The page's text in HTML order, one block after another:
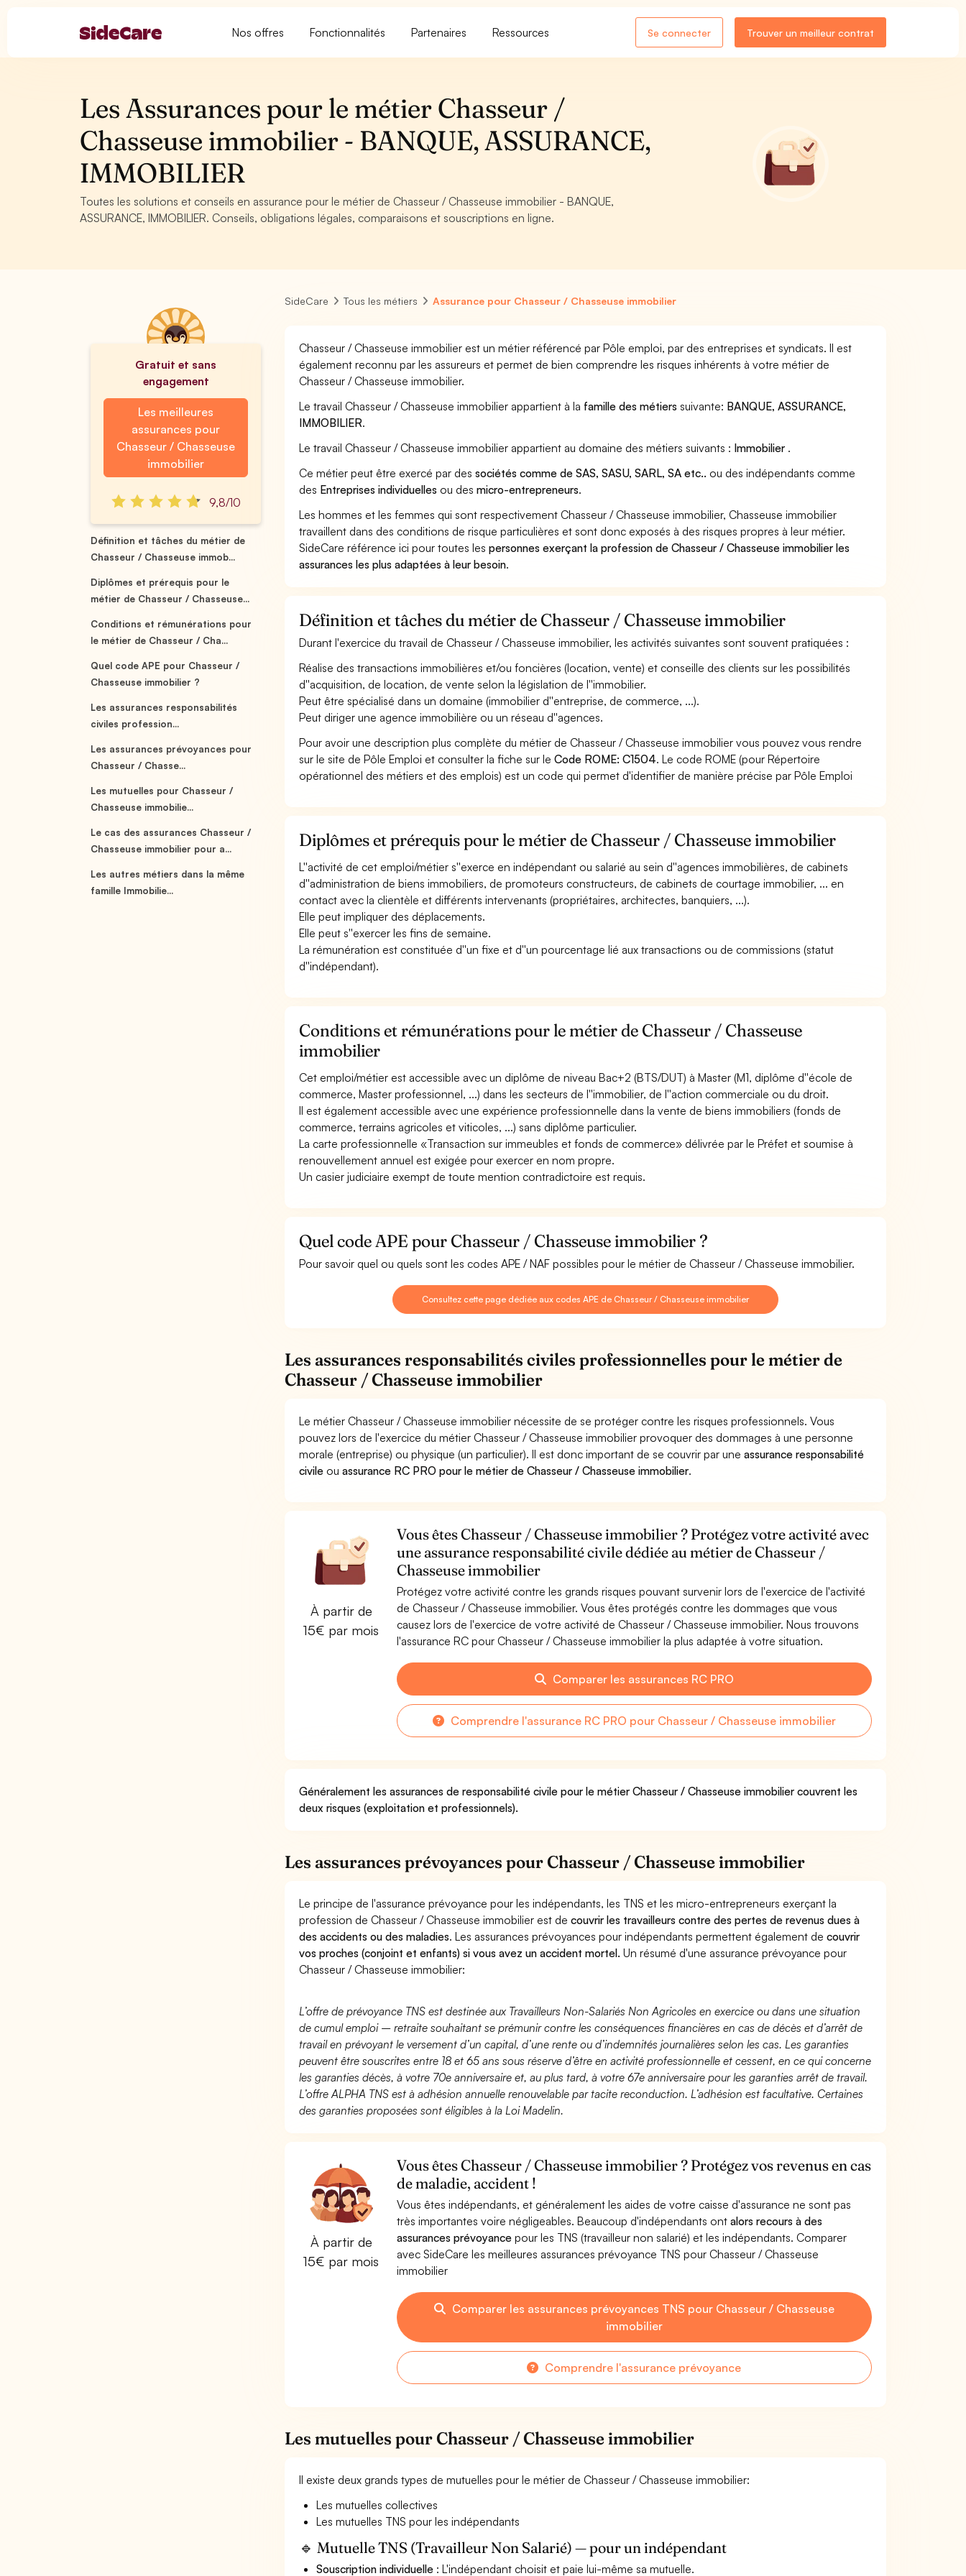
Nos offres Fonctionnalités Partenaires Ressources Se connecter Trouver un meilleur contrat
Les Assurances pour le métier Chasseur /
Chasseuse immobilier - BANQUE, ASSURANCE,
IMMOBILIER
Toutes les solutions et conseils en assurance pour le métier de Chasseur / Chasseuse immobilier - BANQUE,
ASSURANCE, IMMOBILIER. Conseils, obligations légales, comparaisons et souscriptions en ligne.
Gratuit et sans
engagement
Les meilleures
assurances pour
Chasseur / Chasseuse
immobilier
9,8/10
Définition et tâches du métier de
Chasseur / Chasseuse immob...
Diplômes et prérequis pour le
métier de Chasseur / Chasseuse...
Conditions et rémunérations pour
le métier de Chasseur / Cha...
Quel code APE pour Chasseur /
Chasseuse immobilier ?
Les assurances responsabilités
civiles profession...
Les assurances prévoyances pour
Chasseur / Chasse...
Les mutuelles pour Chasseur /
Chasseuse immobilie...
Le cas des assurances Chasseur /
Chasseuse immobilier pour a...
Les autres métiers dans la même
famille Immobilie...
SideCare Tous les métiers Assurance pour Chasseur / Chasseuse immobilier
Chasseur / Chasseuse immobilier est un métier référencé par Pôle emploi, par des entreprises et syndicats. Il est
également reconnu par les assureurs et permet de bien comprendre les risques inhérents à votre métier de
Chasseur / Chasseuse immobilier.
Le travail Chasseur / Chasseuse immobilier appartient à la famille des métiers suivante: BANQUE, ASSURANCE,
IMMOBILIER.
Le travail Chasseur / Chasseuse immobilier appartient au domaine des métiers suivants : Immobilier .
Ce métier peut être exercé par dessociétés comme de SAS, SASU, SARL, SA etc.. ou des indépendants comme
des Entreprises individuelles ou desmicro-entrepreneurs.
Les hommes et les femmes qui sont respectivement Chasseur / Chasseuse immobilier, Chasseuse immobilier
travaillent dans des conditions de risque particulières et sont donc exposés à des risques propres à leur métier.
SideCare référence ici pour toutes lespersonnes exerçant la profession de Chasseur / Chasseuse immobilier les
assurances les plus adaptées à leur besoin.
Définition et tâches du métier de Chasseur / Chasseuse immobilier
Durant l'exercice du travail de Chasseur / Chasseuse immobilier, les activités suivantes sont souvent pratiquées :
Réalise des transactions immobilières et/ou foncières (location, vente) et conseille des clients sur les possibilités
d''acquisition, de location, de vente selon la législation de l''immobilier.
Peut être spécialisé dans un domaine (immobilier d''entreprise, de commerce, ...).
Peut diriger une agence immobilière ou un réseau d''agences.
Pour avoir une description plus complète du métier de Chasseur / Chasseuse immobilier vous pouvez vous rendre
sur le site de Pôle Emploi et consulter la fiche sur leCode ROME: C1504. Le code ROME (pour Répertoire
opérationnel des métiers et des emplois) est un code qui permet d'identifier de manière précise par Pôle Emploi
Diplômes et prérequis pour le métier de Chasseur / Chasseuse immobilier
L''activité de cet emploi/métier s''exerce en indépendant ou salarié au sein d''agences immobilières, de cabinets
d''administration de biens immobiliers, de promoteurs constructeurs, de cabinets de courtage immobilier, ... en
contact avec la clientèle et différents intervenants (propriétaires, architectes, banquiers, ...).
Elle peut impliquer des déplacements.
Elle peut s''exercer les fins de semaine.
La rémunération est constituée d''un fixe et d''un pourcentage lié aux transactions ou de commissions (statut
d''indépendant).
Conditions et rémunérations pour le métier de Chasseur / Chasseuse
immobilier
Cet emploi/métier est accessible avec un diplôme de niveau Bac+2 (BTS/DUT) à Master (M1, diplôme d''école de
commerce, Master professionnel, ...) dans les secteurs de l''immobilier, de l''action commerciale ou du droit.
Il est également accessible avec une expérience professionnelle dans la vente de biens immobiliers (fonds de
commerce, terrains agricoles et viticoles, ...) sans diplôme particulier.
La carte professionnelle «Transaction sur immeubles et fonds de commerce» délivrée par le Préfet et soumise à
renouvellement annuel est exigée pour exercer en nom propre.
Un casier judiciaire exempt de toute mention contradictoire est requis.
Quel code APE pour Chasseur / Chasseuse immobilier ?
Pour savoir quel ou quels sont les codes APE / NAF possibles pour le métier de Chasseur / Chasseuse immobilier.
Consultez cette page dédiée aux codes APE de Chasseur / Chasseuse immobilier
Les assurances responsabilités civiles professionnelles pour le métier de
Chasseur / Chasseuse immobilier
Le métier Chasseur / Chasseuse immobilier nécessite de se protéger contre les risques professionnels. Vous
pouvez lors de l'exercice du métier Chasseur / Chasseuse immobilier provoquer des dommages à une personne
morale (entreprise) ou physique (un particulier). Il est donc important de se couvrir par uneassurance responsabilité
civile ouassurance RC PRO pour le métier de Chasseur / Chasseuse immobilier.
À partir de
15€ par mois
Vous êtes Chasseur / Chasseuse immobilier ? Protégez votre activité avec
une assurance responsabilité civile dédiée au métier de Chasseur /
Chasseuse immobilier
Protégez votre activité contre les grands risques pouvant survenir lors de l'exercice de l'activité
de Chasseur / Chasseuse immobilier. Vous êtes protégés contre les dommages que vous
causez lors de l'exercice de votre activité de Chasseur / Chasseuse immobilier. Nous trouvons
l'assurance RC pour Chasseur / Chasseuse immobilier la plus adaptée à votre situation.
Comparer les assurances RC PRO
Comprendre l'assurance RC PRO pour Chasseur / Chasseuse immobilier
Généralement les assurances de responsabilité civile pour le métier Chasseur / Chasseuse immobilier couvrent les
deux risques (exploitation et professionnels).
Les assurances prévoyances pour Chasseur / Chasseuse immobilier
Le principe de l'assurance prévoyance pour les indépendants, les TNS et les micro-entrepreneurs exerçant la
profession de Chasseur / Chasseuse immobilier est decouvrir les travailleurs contre des pertes de revenus dues à
des accidents ou des maladies. Les assurances prévoyances pour indépendants permettent également decouvrir
vos proches (conjoint et enfants) si vous avez un accident mortel. Un résumé d'une assurance prévoyance pour
Chasseur / Chasseuse immobilier:
L’offre de prévoyance TNS est destinée aux Travailleurs Non-Salariés Non Agricoles en exercice ou dans une situation
de cumul emploi – retraite souhaitant se prémunir contre les conséquences financières en cas de décès et d’arrêt de
travail en prévoyant le versement d’un capital, d’une rente ou d’indemnités journalières selon les cas. Les garanties
peuvent être souscrites entre 18 et 65 ans sous réserve d’être en activité professionnelle et cessent, en ce qui concerne
les garanties décès, à votre 70e anniversaire et, au plus tard, à votre 67e anniversaire pour les garanties arrêt de travail.
L’offre ALPHA TNS est à adhésion annuelle renouvelable par tacite reconduction. L’adhésion est facultative. Certaines
des garanties proposées sont éligibles à la Loi Madelin.
À partir de
15€ par mois
Vous êtes Chasseur / Chasseuse immobilier ? Protégez vos revenus en cas
de maladie, accident !
Vous êtes indépendants, et généralement les aides de votre caisse d'assurance ne sont pas
très importantes voire négligeables. Beaucoup d'indépendants ont alors recours à des
assurances prévoyancepour les TNS (travailleur non salarié) et les indépendants. Comparer
avec SideCare les meilleures assurances prévoyance TNS pour Chasseur / Chasseuse
immobilier
Comparer les assurances prévoyances TNS pour Chasseur / Chasseuse
immobilier
Comprendre l'assurance prévoyance
Les mutuelles pour Chasseur / Chasseuse immobilier
Il existe deux grands types de mutuelles pour le métier de Chasseur / Chasseuse immobilier:
Les mutuelles collectives
Les mutuelles TNS pour les indépendants
🔹 Mutuelle TNS (Travailleur Non Salarié) — pour un indépendant
Souscription individuelle : L'indépendant choisit et paie lui-même sa mutuelle.